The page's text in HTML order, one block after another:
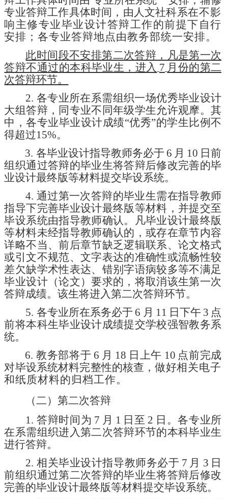
专业答辩工作具体时间，由 人文社科系在不影
响主修专业毕业设计答辩工作的前提下自行
安排 ；各专业答辩地点由教务部统一安排。
此时间段不安排第二次答辩，凡是第一次
答辩不通过的本科毕业生，进入 7 月份的第二
次答辩环节。
2. 各专业所在系需组织一场优秀毕业设计
大组答辩，同专业不同年级学生允许观摩。其
中，各专业毕业设计成绩“优秀”的学生比例不
得超过15%。
3. 各毕业设计指导教师务必于 6 月 10 日前
组织通过答辩的毕业生将答辩后修改完善的毕
业设计最终版等材料提交毕设系统。
4. 通过第一次答辩的毕业生需在指导教师
指导下完善毕业设计最终版等材料，并提交至
毕设系统由指导教师确认。凡毕业设计最终版
等材料未经指导教师确认的，或存在章节内容
详略不当、前后章节缺乏逻辑联系、论文格式
或引文不规范、文字表达的准确性或流畅性较
差欠缺学术性表达、错别字语病较多等不满足
毕业设计（论文）要求的，将取消该生第一次
答辩成绩。该生将进入第二次答辩环节。
5. 各专业所在系务必于 6 月 11 日 下午 3 点
前将本科生毕业设计成绩提交学校强智教务系
统。
6.教务部将于 6 月 18 日上午 10 点前完成
对毕设系统材料完整性的核查，做好相关电子
和纸质材料的归档工作。
（二）第二次答辩
1. 答辩时间为 7 月 1 日至 2 日。各专业所
在系需组织进入第二次答辩环节的本科毕业生
进行答辩。
2. 相关毕业设计指导教师务必于 7 月 3 日
前组织通过第二次答辩的毕业生将答辩后修改
完善的毕业设计最终版等材料提交毕设系统。